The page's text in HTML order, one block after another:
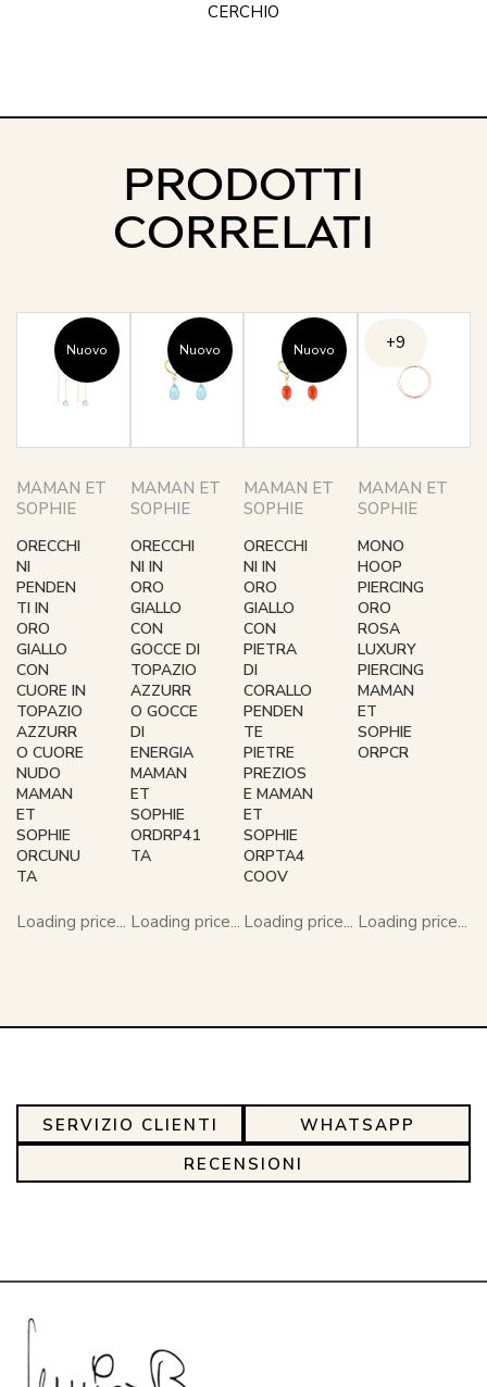
CERCHIO
PRODOTTI
CORRELATI
MAMAN ET
SOPHIE
Nuovo
ORECCHI
NI
PENDEN
TI IN
ORO
GIALLO
CON
CUORE IN
TOPAZIO
AZZURR
O CUORE
NUDO
MAMAN
ET
SOPHIE
ORCUNU
TA
Loading price...
MAMAN ET
SOPHIE
Nuovo
ORECCHI
NI IN
ORO
GIALLO
CON
GOCCE DI
TOPAZIO
AZZURR
O GOCCE
DI
ENERGIA
MAMAN
ET
SOPHIE
ORDRP41
TA
Loading price...
MAMAN ET
SOPHIE
Nuovo
ORECCHI
NI IN
ORO
GIALLO
CON
PIETRA
DI
CORALLO
PENDEN
TE
PIETRE
PREZIOS
E MAMAN
ET
SOPHIE
ORPTA4
COOV
Loading price...
+9
MAMAN ET
SOPHIE
MONO
HOOP
PIERCING
ORO
ROSA
LUXURY
PIERCING
MAMAN
ET
SOPHIE
ORPCR
Loading price...
SERVIZIO CLIENTI
WHATSAPP
RECENSIONI